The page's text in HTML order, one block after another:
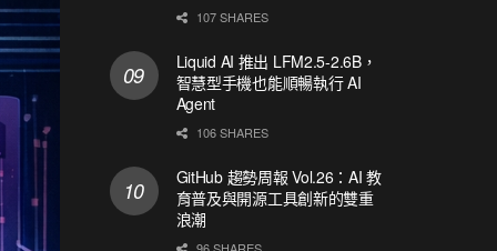
107 SHARES
Liquid AI 推出 LFM2.5-2.6B，
智慧型手機也能順暢執行 AI
Agent
106 SHARES
GitHub 趨勢周報 Vol.26：AI 教
育普及與開源工具創新的雙重
浪潮